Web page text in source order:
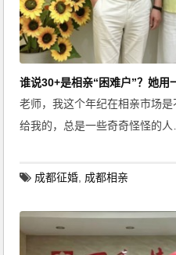
老师，我这个年纪在相亲市场
给我的，总是一些奇奇怪怪的
成都征婚 成都相亲